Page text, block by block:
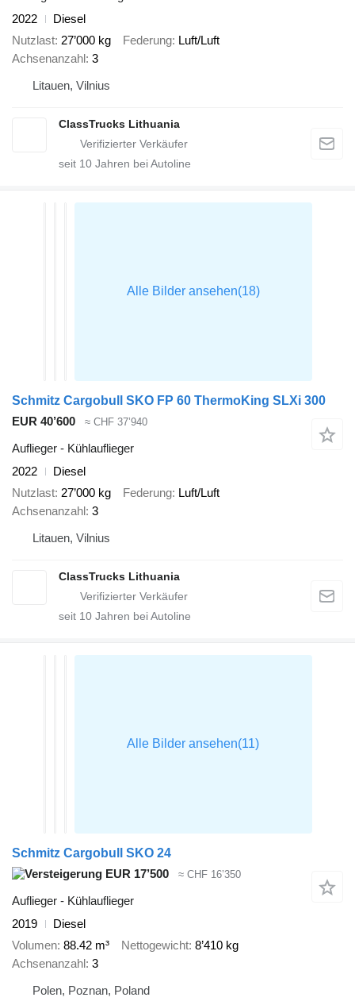
2022
Diesel
Nutzlast 27’000 kg Federung Luft/Luft
Achsenanzahl 3
Litauen, Vilnius
ClassTrucks Lithuania
seit 10 Jahren bei Autoline
Schmitz Cargobull SKO FP 60 ThermoKing SLXi 300
EUR 40’600
≈ CHF 37’940
Auflieger - Kühlauflieger
2022
Diesel
Nutzlast 27’000 kg Federung Luft/Luft
Achsenanzahl 3
Litauen, Vilnius
ClassTrucks Lithuania
seit 10 Jahren bei Autoline
Schmitz Cargobull SKO 24
EUR 17’500
≈ CHF 16’350
Auflieger - Kühlauflieger
2019
Diesel
Volumen 88.42 m³ Nettogewicht 8’410 kg
Achsenanzahl 3
Polen, Poznan, Poland